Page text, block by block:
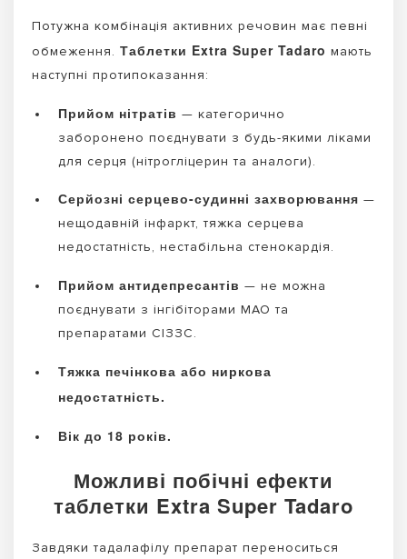
Потужна комбінація активних речовин має певні
обмеження. Таблетки Extra Super Tadaro мають
наступні протипоказання:
Прийом нітратів — категорично
заборонено поєднувати з будь-якими ліками
для серця (нітрогліцерин та аналоги).
Серйозні серцево-судинні захворювання —
нещодавній інфаркт, тяжка серцева
недостатність, нестабільна стенокардія.
Прийом антидепресантів — не можна
поєднувати з інгібіторами МАО та
препаратами СІЗЗС.
Тяжка печінкова або ниркова
недостатність.
Вік до 18 років.
Можливі побічні ефекти
таблетки Extra Super Tadaro
Завдяки тадалафілу препарат переноситься